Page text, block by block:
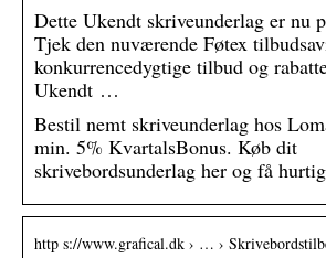
Dette Ukendt skriveunderlag er nu
Tjek den nuværende Føtex
konkurrencedygtige tilbud og
Ukendt …
Bestil nemt skriveunderlag hos
min. 5% KvartalsBonus. Køb dit
skrivebordsunderlag her og få
http s://www.grafical.dk › … ›